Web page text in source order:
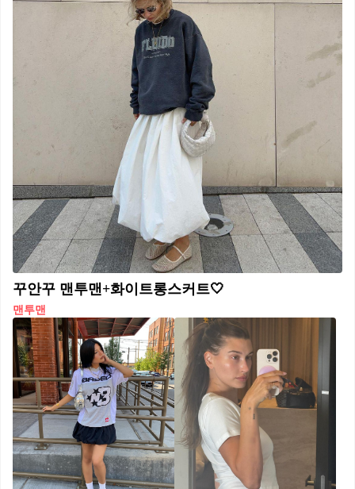
꾸안꾸 맨투맨+화이트롱스커트🤍
맨투맨